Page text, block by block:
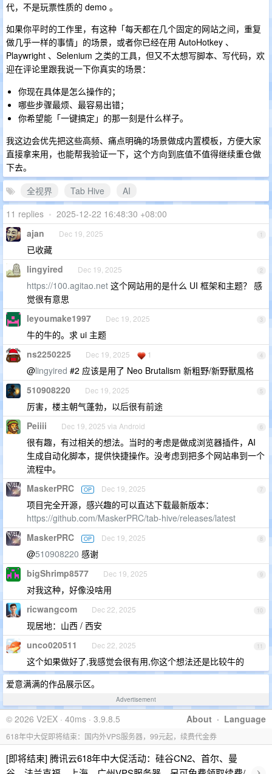
代，不是玩票性质的 demo 。
如果你平时的工作里，有这种「每天都在几个固定的网站之间，重复
做几乎一样的事情」的场景，或者你已经在用 AutoHotkey 、
Playwright 、Selenium 之类的工具，但又不太想写脚本、写代码，欢
迎在评论里跟我说一下你真实的场景：
你现在具体是怎么操作的；
哪些步骤最烦、最容易出错；
你希望能「一键搞定」的那一刻是什么样子。
我这边会优先把这些高频、痛点明确的场景做成内置模板，方便大家
直接拿来用，也能帮我验证一下，这个方向到底值不值得继续重仓做
下去。
全视界
Tab Hive
AI
11 replies • 2025-12-22 16:48:30 +08:00
1
ajan Dec 19, 2025
已收藏
2
lingyired Dec 19, 2025
https://100.agitao.net 这个网站用的是什么 UI 框架和主题？ 感
觉很有意思
3
leyoumake1997 Dec 19, 2025
牛的牛的。求 ui 主题
4
ns2250225 Dec 19, 2025 1
@lingyired #2 应该是用了 Neo Brutalism 新粗野/新野獸風格
5
510908220 Dec 19, 2025
厉害，楼主朝气蓬勃，以后很有前途
6
Peiiii Dec 19, 2025 via Android
很有趣，有过相关的想法。当时的考虑是做成浏览器插件，AI
生成自动化脚本，提供快捷操作。没考虑到把多个网站串到一个
流程中。
7
MaskerPRC OP Dec 19, 2025
项目完全开源，感兴趣的可以直达下载最新版本：
https://github.com/MaskerPRC/tab-hive/releases/latest
8
MaskerPRC OP Dec 19, 2025
@510908220 感谢
9
bigShrimp8577 Dec 19, 2025
对我这种，好像没啥用
10
ricwangcom Dec 22, 2025
现居地：山西 / 西安
11
unco020511 Dec 22, 2025
这个如果做好了,我感觉会很有用,你这个想法还是比较牛的
爱意满满的作品展示区。
Advertisement
About · Language
© 2026 V2EX · 40ms · 3.9.8.5
618年中大促即将结束：国内外VPS服务器，99元起，续费代金券
[即将结束] 腾讯云618年中大促活动：硅谷CN2、首尔、曼